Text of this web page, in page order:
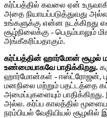
கர்ப்பத்தில் கவலை ஏன்
அதை நியாயப்படுத்துவது
உங்களுக்கு என்ன நடக்கிறது
சூழ்நிலைக்கு - பெரும்பாலும்
அங்கீகரிப்பதாகும்.
கர்ப்பத்தின் ஹார்மோன் சூழல்
உண்மையாகவே பாதிக்கிறது.
ஹார்மோன்கள் - ஈஸ்ட்ரோஜன்,
மனநிலை மற்றும் பதட்டத்தை
அமைப்புகளையும்
அல்ல. கர்ப்ப காலத்தில்
நரம்பியல் வேதியியல் சூழலில்